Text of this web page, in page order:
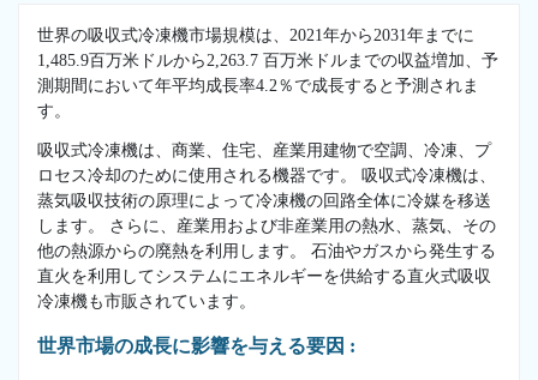
世界の吸収式冷凍機市場規模は、2021年から2031年までに
1,485.9百万米ドルから2,263.7 百万米ドルまでの収益増加、予
測期間において年平均成長率4.2％で成長すると予測されま
す。
吸収式冷凍機は、商業、住宅、産業用建物で空調、冷凍、プ
ロセス冷却のために使用される機器です。 吸収式冷凍機は、
蒸気吸収技術の原理によって冷凍機の回路全体に冷媒を移送
します。 さらに、産業用および非産業用の熱水、蒸気、その
他の熱源からの廃熱を利用します。 石油やガスから発生する
直火を利用してシステムにエネルギーを供給する直火式吸収
冷凍機も市販されています。
世界市場の成長に影響を与える要因 :